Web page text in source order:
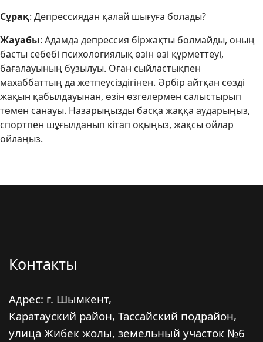
Сұрақ: Депрессиядан қалай шығуға болады?
Жауабы: Адамда депрессия біржақты болмайды, оның
басты себебі психологиялық өзін өзі құрметтеуі,
бағалауының бұзылуы. Оған сыйластықпен
махаббаттың да жетпеусіздігінен. Әрбір айтқан сөзді
жақын қабылдауынан, өзін өзгелермен салыстырып
төмен санауы. Назарыңызды басқа жаққа аударыңыз,
спортпен шұғылданып кітап оқыңыз, жақсы ойлар
ойлаңыз.
Контакты
Адрес: г. Шымкент,
Каратауский район, Тассайский подрайон,
улица Жибек жолы, земельный участок №6